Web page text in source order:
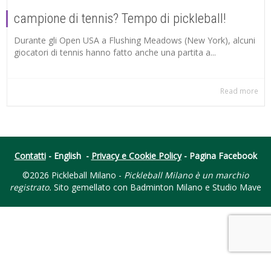
campione di tennis? Tempo di pickleball!
Durante gli Open USA a Flushing Meadows (New York), alcuni
giocatori di tennis hanno fatto anche una partita a...
Read more
Contatti- English- Privacy e Cookie Policy- Pagina Facebook
©2026 Pickleball Milano - Pickleball Milano è un marchio
registrato. Sito gemellato con Badminton Milano e Studio Mave